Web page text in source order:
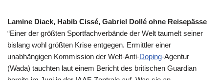
Lamine Diack, Habib Cissé, Gabriel Dollé ohne Reisepässe
“Einer der größten Sportfachverbände der Welt taumelt seiner
bislang wohl größten Krise entgegen. Ermittler einer
unabhängigen Kommission der Welt-Anti-Doping-Agentur
(Wada) tauchten laut einem Bericht des britischen Guardian